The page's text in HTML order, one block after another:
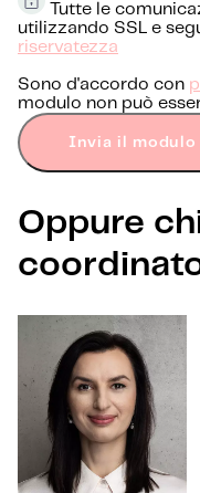
Tutte le
utilizzando SSL e
riservatezza
Sono d'accordo con
modulo non può
Invia il modulo
Oppure